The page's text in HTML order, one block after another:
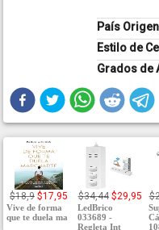
País
Estilo de
Grados de
$18,9 $17,95
Vive de forma
que te duela ma
$34,44 $29,95
LedBrico
033689 -
Regleta Int